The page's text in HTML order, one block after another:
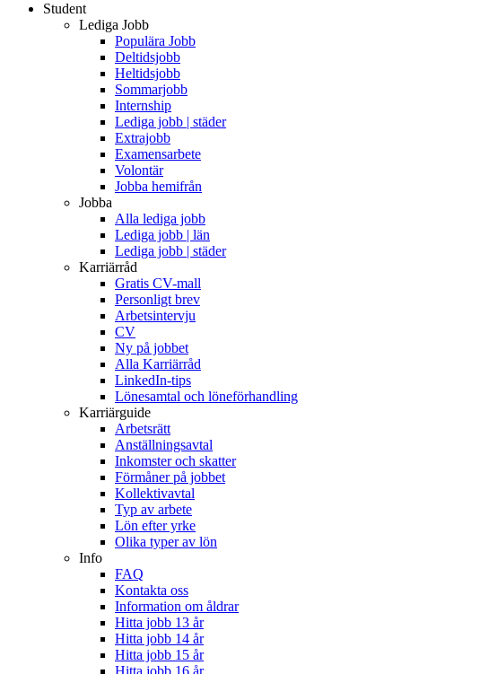
Student
Lediga Jobb
Populära Jobb
Deltidsjobb
Heltidsjobb
Sommarjobb
Internship
Lediga jobb | städer
Extrajobb
Examensarbete
Volontär
Jobba hemifrån
Jobba
Alla lediga jobb
Lediga jobb | län
Lediga jobb | städer
Karriärråd
Gratis CV-mall
Personligt brev
Arbetsintervju
CV
Ny på jobbet
Alla Karriärråd
LinkedIn-tips
Lönesamtal och löneförhandling
Karriärguide
Arbetsrätt
Anställningsavtal
Inkomster och skatter
Förmåner på jobbet
Kollektivavtal
Typ av arbete
Lön efter yrke
Olika typer av lön
Info
FAQ
Kontakta oss
Information om åldrar
Hitta jobb 13 år
Hitta jobb 14 år
Hitta jobb 15 år
Hitta jobb 16 år